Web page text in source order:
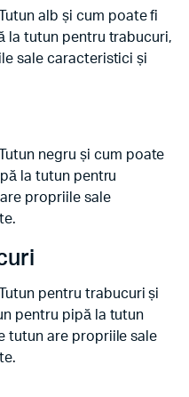
alb și cum poate fi
la tutun pentru trabucuri,
sale caracteristici și
negru și cum poate
la tutun pentru
propriile sale
pentru trabucuri și
pentru pipă la tutun
tutun are propriile sale